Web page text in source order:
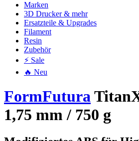
Marken
3D Drucker & mehr
Ersatzteile & Upgrades
Filament
Resin
Zubehör
⚡ Sale
🔥 Neu
FormFutura
1,75 mm / 750 g